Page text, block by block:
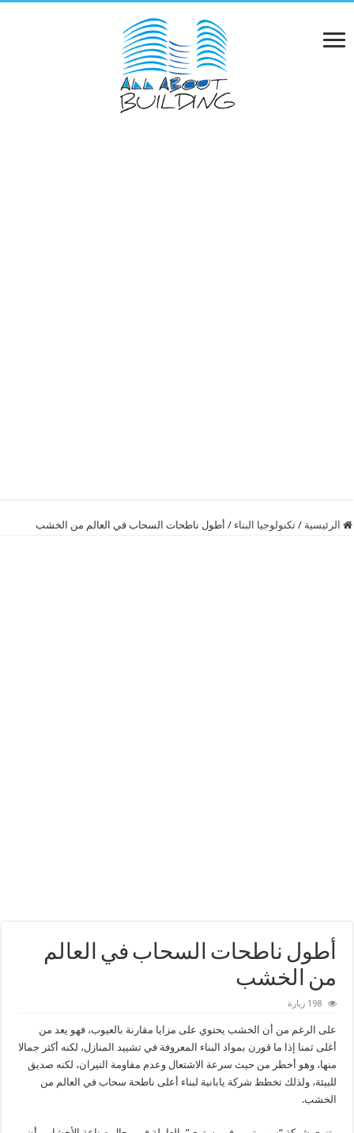
الرئيسية / تكنولوجيا البناء / أطول ناطحات السحاب في العالم من الخشب
أطول ناطحات السحاب في العالم
من الخشب
198 زيارة
على الرغم من أن الخشب يحتوي على مزايا مقارنة بالعيوب، فهو يعد من
أغلى ثمنا إذا ما قورن بمواد البناء المعروفة في تشييد المنازل، لكنه أكثر جمالا
منها، وهو أخطر من حيث سرعة الاشتعال وعدم مقاومة النيران، لكنه صديق
للبيئة، ولذلك تخطط شركة يابانية لبناء أعلى ناطحة سحاب في العالم من
الخشب.